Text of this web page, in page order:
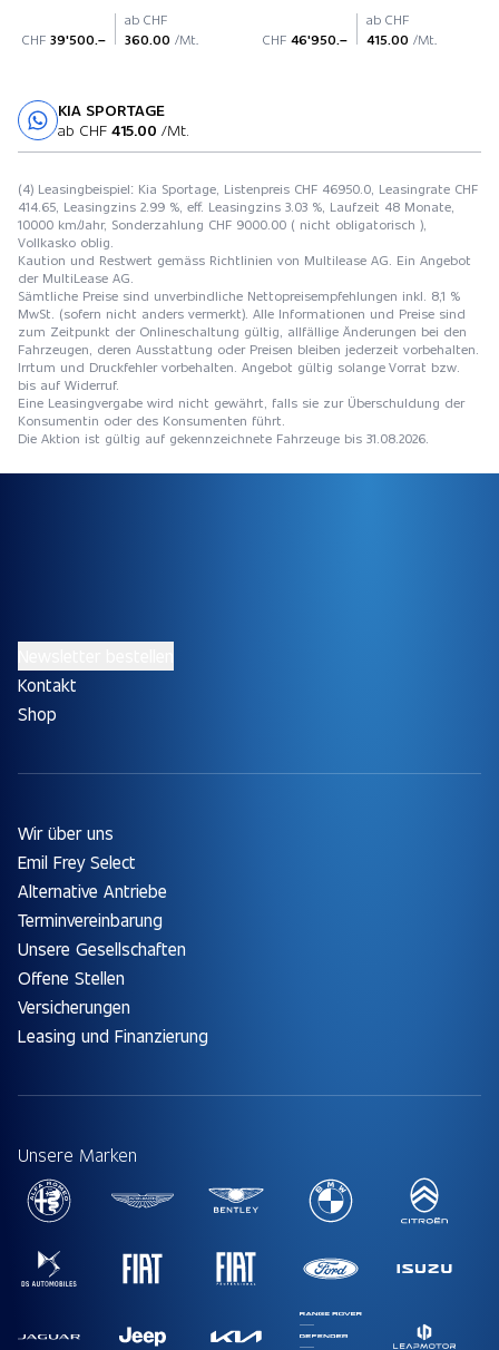
CHF 39'500.–
ab CHF
360.00 /Mt. CHF 46'950.–
ab CHF
415.00 /Mt.
KIA SPORTAGE
ab CHF 415.00 /Mt.
(4) Leasingbeispiel: Kia Sportage, Listenpreis CHF 46950.0, Leasingrate CHF
414.65, Leasingzins 2.99 %, eff. Leasingzins 3.03 %, Laufzeit 48 Monate,
10000 km/Jahr, Sonderzahlung CHF 9000.00 ( nicht obligatorisch ),
Vollkasko oblig.
Kaution und Restwert gemäss Richtlinien von Multilease AG. Ein Angebot
der MultiLease AG.
Sämtliche Preise sind unverbindliche Nettopreisempfehlungen inkl. 8,1 %
MwSt. (sofern nicht anders vermerkt). Alle Informationen und Preise sind
zum Zeitpunkt der Onlineschaltung gültig, allfällige Änderungen bei den
Fahrzeugen, deren Ausstattung oder Preisen bleiben jederzeit vorbehalten.
Irrtum und Druckfehler vorbehalten. Angebot gültig solange Vorrat bzw.
bis auf Widerruf.
Eine Leasingvergabe wird nicht gewährt, falls sie zur Überschuldung der
Konsumentin oder des Konsumenten führt.
Die Aktion ist gültig auf gekennzeichnete Fahrzeuge bis 31.08.2026.
Kontakt
Shop
Wir über uns
Emil Frey Select
Alternative Antriebe
Terminvereinbarung
Unsere Gesellschaften
Offene Stellen
Versicherungen
Leasing und Finanzierung
Unsere Marken